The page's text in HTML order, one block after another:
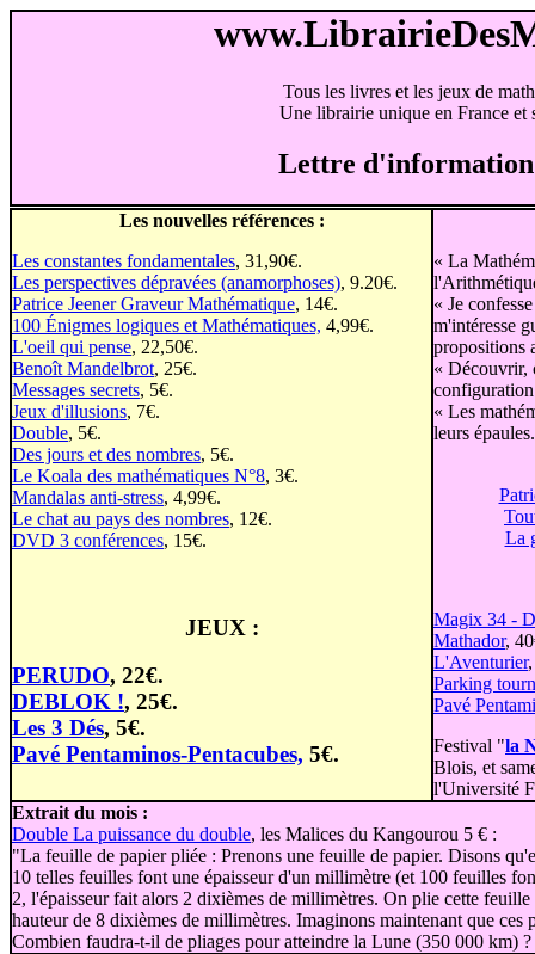
Tous les livres et les jeux de
Une librairie unique en France et
Lettre d'information
Les nouvelles références :
Les constantes fondamentales, 31,90€.
Les perspectives dépravées (anamorphoses), 9.20€.
Patrice Jeener Graveur Mathématique, 14€.
100 Énigmes logiques et Mathématiques, 4,99€.
L'oeil qui pense, 22,50€.
Benoît Mandelbrot, 25€.
Messages secrets, 5€.
Jeux d'illusions, 7€.
Double, 5€.
Des jours et des nombres, 5€.
Le Koala des mathématiques N°8, 3€.
Mandalas anti-stress, 4,99€.
Le chat au pays des nombres, 12€.
DVD 3 conférences, 15€.
JEUX :
PERUDO, 22€.
DEBLOK !, 25€.
Les 3 Dés, 5€.
Pavé Pentaminos-Pentacubes, 5€.
« La
« Je
m'intéresse
propositions
« Découvrir,
« Les
leurs
La
Magix 34 -
Mathador,
L'Aventurier
Parking
Pavé
Festival "la
Blois, et
l'Université
Extrait du mois :
Double La puissance du double, les Malices du Kangourou 5 € :
"La feuille de papier pliée : Prenons une feuille de papier. Disons
10 telles feuilles font une épaisseur d'un millimètre (et 100 feuilles
2, l'épaisseur fait alors 2 dixièmes de millimètres. On plie cette
hauteur de 8 dixièmes de millimètres. Imaginons maintenant que ces
Combien faudra-t-il de pliages pour atteindre la Lune (350 000 km) ?